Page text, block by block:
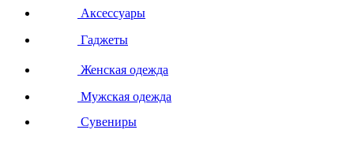
Аксессуары
Гаджеты
Женская одежда
Мужская одежда
Сувениры